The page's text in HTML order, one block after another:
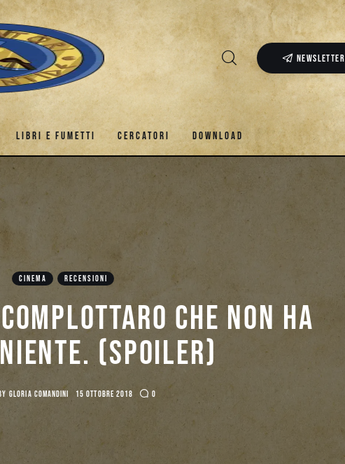
NEWSLETTER
LIBRI E FUMETTI CERCATORI DOWNLOAD
LIBRI E FUMETTI
CINEMA RECENSIONI
che non ha
(SPOILER)
GLORIA COMANDINI 15 OTTOBRE 2018 0